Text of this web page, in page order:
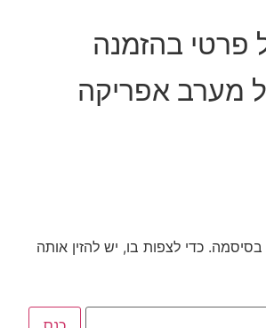
פרטי בהזמנה
מערב אפריקה
כדי לצפות בו, יש להזין אותה